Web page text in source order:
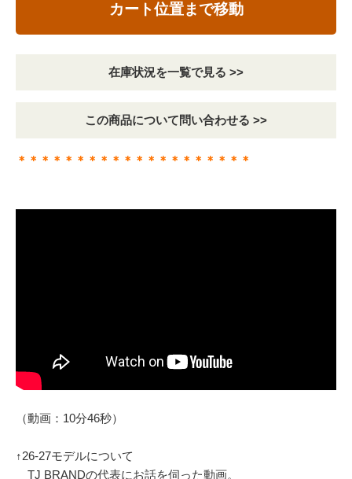
カート位置まで移動
在庫状況を一覧で見る >>
この商品について問い合わせる >>
＊＊＊＊＊＊＊＊＊＊＊＊＊＊＊＊＊＊＊＊
（動画：10分46秒）
↑26-27モデルについて
TJ BRANDの代表にお話を伺った動画。